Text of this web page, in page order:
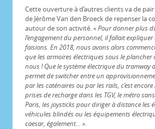
Cette ouverture à d’autres clients va de
de Jérôme Van den Broeck de repenser la
autour de son activité.« Pour donner plus
l’engagement du personnel, il fallait expliquer
faisions. En 2018, nous avons alors
que les armoires électriques sous le plancher
nous ! Que le système électrique du tramway
permet de switcher entre un
par les caténaires ou par les rails, c’est encore
prises de recharge dans les TGV, le métro
Paris, les joysticks pour diriger à distance les
véhicules blindés ou les équipements
caesar, également… ».